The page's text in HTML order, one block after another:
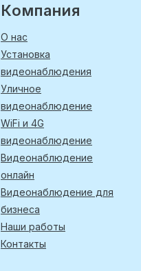
Компания
О нас
Установка
видеонаблюдения
Уличное
видеонаблюдение
WiFi и 4G
видеонаблюдение
Видеонаблюдение
онлайн
Видеонаблюдение для
бизнеса
Наши работы
Контакты